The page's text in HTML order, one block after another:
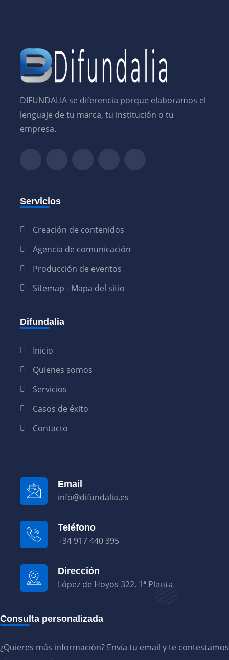
DIFUNDALIA se diferencia porque elaboramos el
lenguaje de tu marca, tu institución o tu
empresa.
Servicios
Creación de contenidos
Agencia de comunicación
Producción de eventos
Sitemap - Mapa del sitio
Difundalia
Inicio
Quienes somos
Servicios
Casos de éxito
Contacto
Email
info@difundalia.es
Teléfono
+34 917 440 395
Dirección
López de Hoyos 322, 1ª Planta
Consulta personalizada
¿Quieres más información? Envía tu email y te contestamos